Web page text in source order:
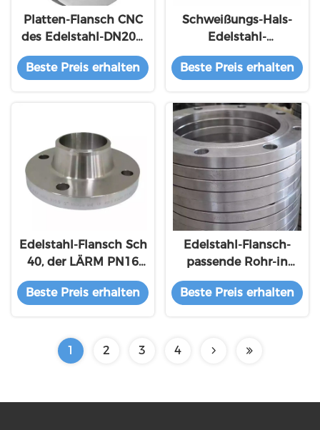
Platten-Flansch CNC
des Edelstahl-DN200,
der Rohr Pn16
Mitgliedstaat
Beste Preis erhalten
Schweißungs-Hals-
Edelstahl-
Blindflansch-Beleg auf
316L für
Beste Preis erhalten
Edelstahl-Flansch Sch
40, der LÄRM PN16
SS316 316L schweißt
Beste Preis erhalten
Edelstahl-Flansch-
passende Rohr-in
Essig einlegende
Flansch-Maße der
Beste Preis erhalten
1 2 3 4